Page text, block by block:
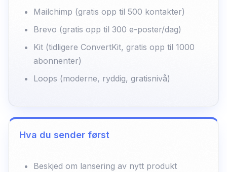
Mailchimp (gratis opp til 500 kontakter)
Brevo (gratis opp til 300 e-poster/dag)
Kit (tidligere ConvertKit, gratis opp til 1000
abonnenter)
Loops (moderne, ryddig, gratisnivå)
Hva du sender først
Beskjed om lansering av nytt produkt